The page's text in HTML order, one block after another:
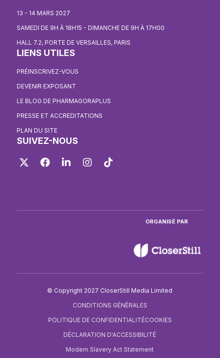
13 - 14 MARS 2027
SAMEDI DE 9H À 18H15 - DIMANCHE DE 9H À 17H00
HALL 7.2, PORTE DE VERSAILLES, PARIS
LIENS UTILES
PRÉINSCRIVEZ-VOUS
DEVENIR EXPOSANT
LE BLOG DE PHARMAGORAPLUS
PRESSE ET ACCREDITATIONS
PLAN DU SITE
SUIVEZ-NOUS
Twitter FacebookLinkedIn Instagram
ORGANISÉ PAR
© Copyright 2027 CloserStill Media Limited
CONDITIONS GÉNÉRALES
POLITIQUE DE CONFIDENTIALITÉCOOKIES
DÉCLARATION D'ACCESSIBILITÉ
Modern Slavery Act Statement